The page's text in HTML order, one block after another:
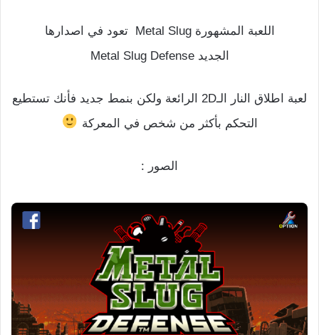
اللعبة المشهورة Metal Slug تعود في اصدارها
الجديد Metal Slug Defense
لعبة اطلاق النار الـ2D الرائعة ولكن بنمط جديد فأنك تستطيع
التحكم بأكثر من شخص في المعركة
الصور :